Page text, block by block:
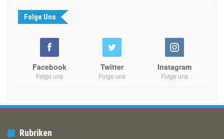
Folge Uns
Facebook
Folge uns
Twitter
Folge uns
Instagram
Folge uns
Rubriken